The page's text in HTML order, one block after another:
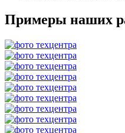
Примеры наших